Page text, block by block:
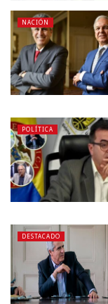
NACIÓN
POLÍTICA
DESTACADO